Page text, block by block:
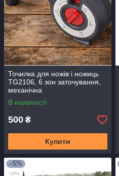
Точилка для ножів і ножиць
TG2106, 6 зон заточування,
механічна
В наявності
500 ₴
Купити
–5%